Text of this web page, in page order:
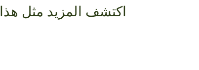
اكتشف المزيد مثل هذا